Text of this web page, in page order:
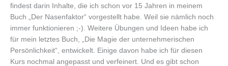
findest darin Inhalte, die ich schon vor 15 Jahren in meinem
Buch „Der Nasenfaktor“ vorgestellt habe. Weil sie nämlich noch
immer funktionieren ;-). Weitere Übungen und Ideen habe ich
für mein letztes Buch, „Die Magie der unternehmerischen
Persönlichkeit“, entwickelt. Einige davon habe ich für diesen
Kurs nochmal angepasst und verfeinert. Und es gibt schon